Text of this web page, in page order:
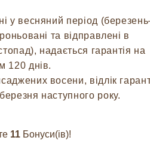
у весняний період
та відправлені в
надається гарантія на
120 днів.
восени, відлік
наступного року.
11Бонуси(ів)!